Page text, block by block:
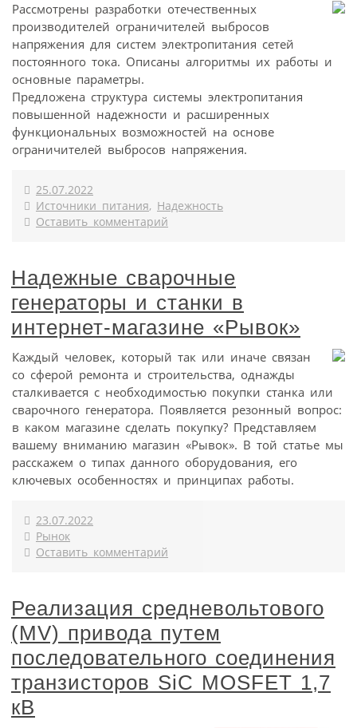
Рассмотрены разработки отечественных
производителей ограничителей выбросов
напряжения для систем электропитания сетей
постоянного тока. Описаны алгоритмы их работы и
основные параметры.
Предложена структура системы электропитания
повышенной надежности и расширенных
функциональных возможностей на основе
ограничителей выбросов напряжения.
25.07.2022
Источники питания, Надежность
Оставить комментарий
Надежные сварочные
генераторы и станки в
интернет-магазине «Рывок»
Каждый человек, который так или иначе связан
со сферой ремонта и строительства, однажды
сталкивается с необходимостью покупки станка или
сварочного генератора. Появляется резонный вопрос:
в каком магазине сделать покупку? Представляем
вашему вниманию магазин «Рывок». В той статье мы
расскажем о типах данного оборудования, его
ключевых особенностях и принципах работы.
23.07.2022
Рынок
Оставить комментарий
Реализация средневольтового
(MV) привода путем
последовательного соединения
транзисторов SiC MOSFET 1,7
кВ